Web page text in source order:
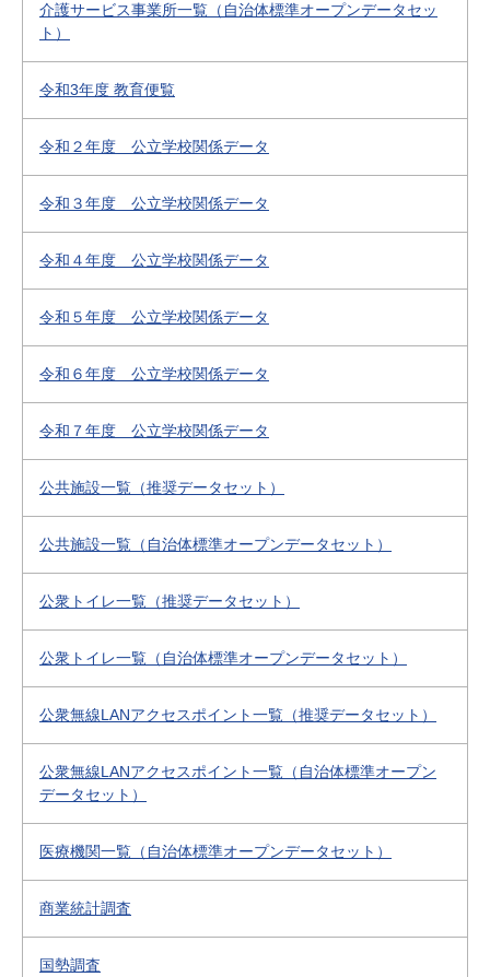
介護サービス事業所一覧（自治体標準オープンデータセッ
ト）
令和3年度 教育便覧
令和２年度 公立学校関係データ
令和３年度 公立学校関係データ
令和４年度 公立学校関係データ
令和５年度 公立学校関係データ
令和６年度 公立学校関係データ
令和７年度 公立学校関係データ
公共施設一覧（推奨データセット）
公共施設一覧（自治体標準オープンデータセット）
公衆トイレ一覧（推奨データセット）
公衆トイレ一覧（自治体標準オープンデータセット）
公衆無線LANアクセスポイント一覧（推奨データセット）
公衆無線LANアクセスポイント一覧（自治体標準オープン
データセット）
医療機関一覧（自治体標準オープンデータセット）
商業統計調査
国勢調査